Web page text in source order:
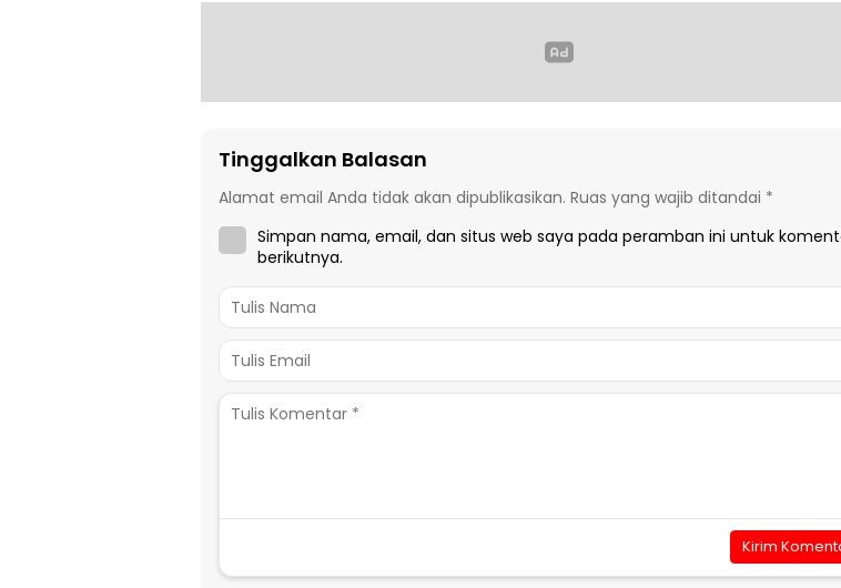
Tinggalkan Balasan
Alamat email Anda tidak akan dipublikasikan. Ruas yang wajib ditandai *
Simpan nama, email, dan situs web saya pada peramban ini untuk
berikutnya.